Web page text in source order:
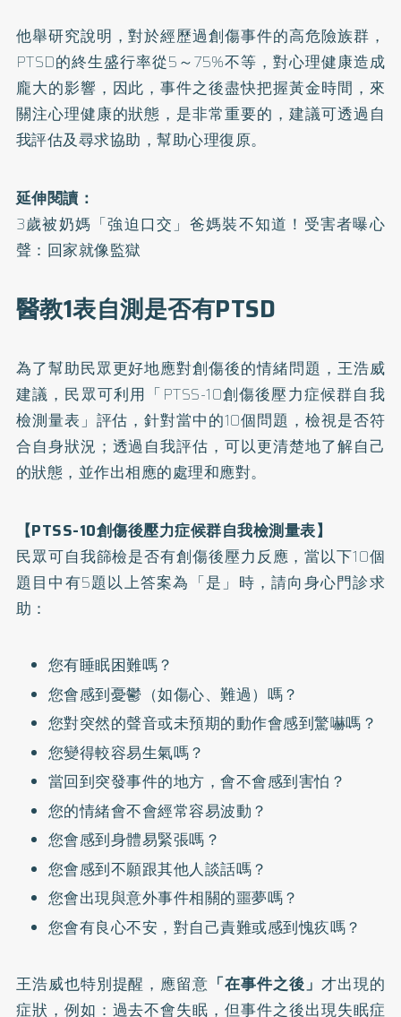
他舉研究說明，對於經歷過創傷事件的高危險族群，
PTSD的終生盛行率從5～75%不等，對心理健康造成
龐大的影響，因此，事件之後盡快把握黃金時間，來
關注心理健康的狀態，是非常重要的，建議可透過自
我評估及尋求協助，幫助心理復原。
延伸閱讀：
3歲被奶媽「強迫口交」爸媽裝不知道！受害者曝心
聲：回家就像監獄
醫教1表自測是否有PTSD
為了幫助民眾更好地應對創傷後的情緒問題，王浩威
建議，民眾可利用「PTSS-10創傷後壓力症候群自我
檢測量表」評估，針對當中的10個問題，檢視是否符
合自身狀況；透過自我評估，可以更清楚地了解自己
的狀態，並作出相應的處理和應對。
【PTSS-10創傷後壓力症候群自我檢測量表】
民眾可自我篩檢是否有創傷後壓力反應，當以下10個
題目中有5題以上答案為「是」時，請向身心門診求
助：
您有睡眠困難嗎？
您會感到憂鬱（如傷心、難過）嗎？
您對突然的聲音或未預期的動作會感到驚嚇嗎？
您變得較容易生氣嗎？
當回到突發事件的地方，會不會感到害怕？
您的情緒會不會經常容易波動？
您會感到身體易緊張嗎？
您會感到不願跟其他人談話嗎？
您會出現與意外事件相關的噩夢嗎？
您會有良心不安，對自己責難或感到愧疚嗎？
王浩威也特別提醒，應留意 「在事件之後」 才出現的
症狀，例如：過去不會失眠，但事件之後出現失眠症